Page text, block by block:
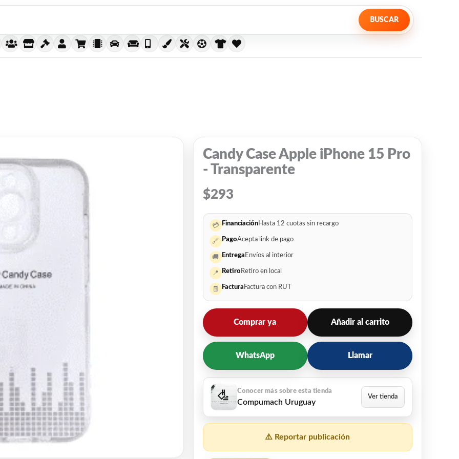
BUSCAR
Candy Case Apple iPhone 15 Pro
- Transparente
$293
💳 FinanciaciónHasta 12 cuotas sin recargo
🔗 PagoAcepta link de pago
🚚 Entrega Envíos al interior
📍 Retiro Retiro en local
🧾 Factura Factura con RUT
Comprar ya Añadir al carrito
WhatsApp Llamar
Compumach Uruguay
⚠️ Reportar publicación